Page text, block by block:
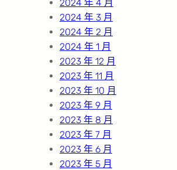
2024 年 4 月
2024 年 3 月
2024 年 2 月
2024 年 1 月
2023 年 12 月
2023 年 11 月
2023 年 10 月
2023 年 9 月
2023 年 8 月
2023 年 7 月
2023 年 6 月
2023 年 5 月